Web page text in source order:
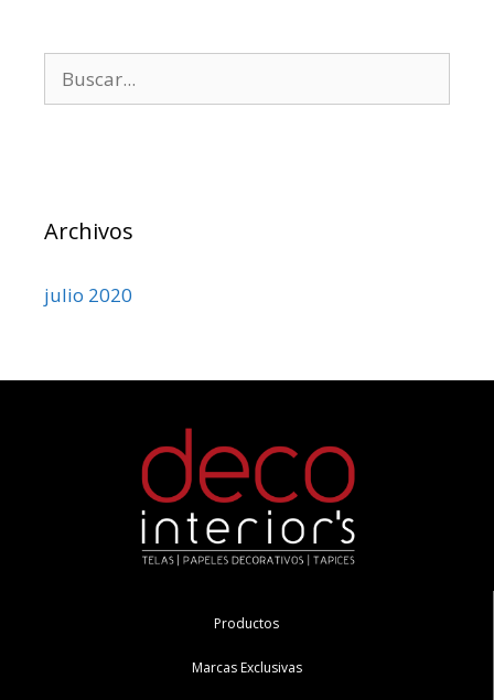
Archivos
julio 2020
Productos
Marcas Exclusivas